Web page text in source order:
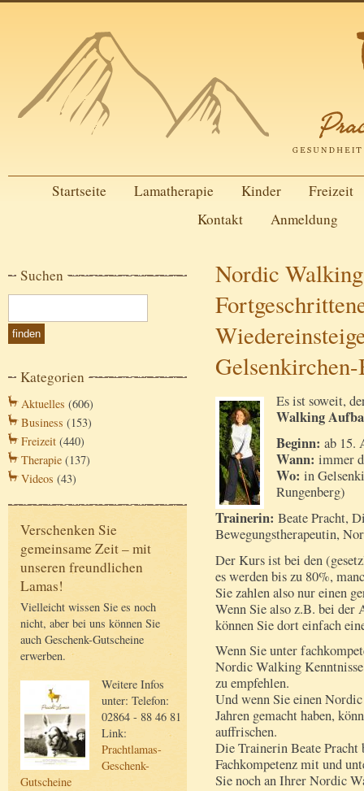
Startseite Lamatherapie Kinder
Freizeit
Kontakt
Anmeldung
Suchen
Kategorien
Aktuelles (606)
Business (153)
Freizeit (440)
Therapie (137)
Videos (43)
Verschenken Sie
gemeinsame Zeit – mit
unseren freundlichen
Lamas!
Vielleicht wissen Sie es noch
nicht, aber bei uns können Sie
auch Geschenk-Gutscheine
erwerben.
Weitere Infos
unter: Telefon:
02864 - 88 46 81
Link:
Prachtlamas-
Geschenk-
Gutscheine
Nordic
Es ist soweit,
Walking
Beginn: ab 15.
Wann: immer
Wo: in
Rungenberg)
Trainerin: Beate Pracht,
Bewegungstherapeutin,
Der Kurs ist bei den
es werden bis zu 80%,
Sie zahlen also nur einen
Wenn Sie also z.B. bei der
können Sie dort einfach
Wenn Sie unter
Nordic Walking
zu empfehlen.
Und wenn Sie einen
Jahren gemacht haben,
auffrischen.
Die Trainerin Beate
Fachkompetenz mit und
Sie noch an Ihrer Nordic